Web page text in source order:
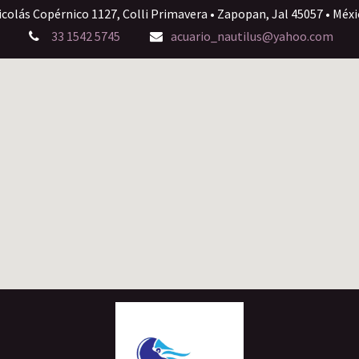
Copérnico 1127, Colli Primavera • Zapopan, Jal 45057 •
33 1542 5745
acuario_nautilus@yahoo.com